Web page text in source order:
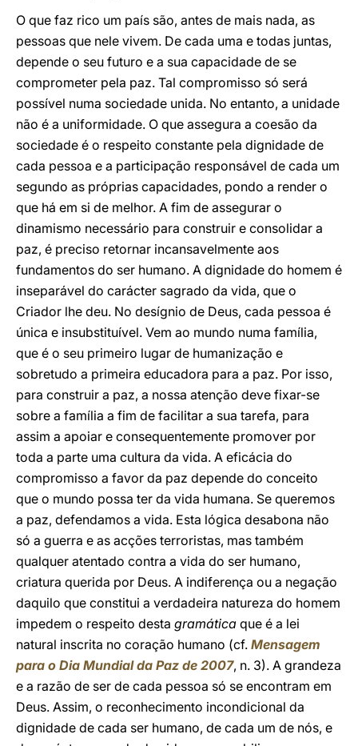
O que faz rico um país são, antes de mais nada, as
pessoas que nele vivem. De cada uma e todas juntas,
depende o seu futuro e a sua capacidade de se
comprometer pela paz. Tal compromisso só será
possível numa sociedade unida. No entanto, a unidade
não é a uniformidade. O que assegura a coesão da
sociedade é o respeito constante pela dignidade de
cada pessoa e a participação responsável de cada um
segundo as próprias capacidades, pondo a render o
que há em si de melhor. A fim de assegurar o
dinamismo necessário para construir e consolidar a
paz, é preciso retornar incansavelmente aos
fundamentos do ser humano. A dignidade do homem é
inseparável do carácter sagrado da vida, que o
Criador lhe deu. No desígnio de Deus, cada pessoa é
única e insubstituível. Vem ao mundo numa família,
que é o seu primeiro lugar de humanização e
sobretudo a primeira educadora para a paz. Por isso,
para construir a paz, a nossa atenção deve fixar-se
sobre a família a fim de facilitar a sua tarefa, para
assim a apoiar e consequentemente promover por
toda a parte uma cultura da vida. A eficácia do
compromisso a favor da paz depende do conceito
que o mundo possa ter da vida humana. Se queremos
a paz, defendamos a vida. Esta lógica desabona não
só a guerra e as acções terroristas, mas também
qualquer atentado contra a vida do ser humano,
criatura querida por Deus. A indiferença ou a negação
daquilo que constitui a verdadeira natureza do homem
impedem o respeito desta gramática que é a lei
natural inscrita no coração humano (cf. Mensagem
para o Dia Mundial da Paz de 2007, n. 3). A grandeza
e a razão de ser de cada pessoa só se encontram em
Deus. Assim, o reconhecimento incondicional da
dignidade de cada ser humano, de cada um de nós, e